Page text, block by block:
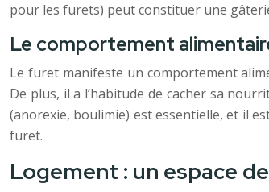
pour les furets) peut constituer une
Le comportement
Le furet manifeste un comportement
De plus, il a l’habitude de cacher sa
(anorexie, boulimie) est essentielle, et il
furet.
Logement : un espace